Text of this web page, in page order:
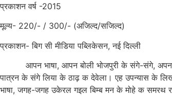
प्रकाशन वर्ष -2015
मूल्य- 220/- / 300/- (अजिल्द/सजिल्द)
प्रकाशन- बिग सी मीडिया पब्लिकेसन, नई दिल्ली
आपन भाषा, आपन बोली भोजपुरी के संगे-संगे, अपना
पात्रन के संगे लिया के ठाढ़ क देवेला। एह उपन्यास के
भाषा, जगह-जगह उकेरल गइल बिम्ब मन के मोहे क समरथ